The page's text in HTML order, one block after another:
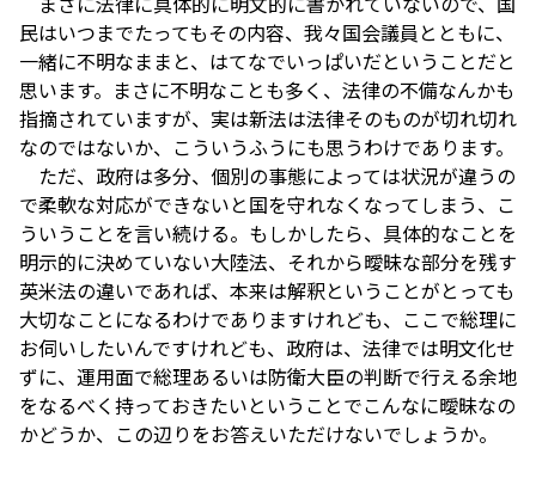
民はいつまでたってもその内容、我々国会議員とともに、
一緒に不明なままと、はてなでいっぱいだということだと
思います。まさに不明なことも多く、法律の不備なんかも
指摘されていますが、実は新法は法律そのものが切れ切れ
なのではないか、こういうふうにも思うわけであります。
ただ、政府は多分、個別の事態によっては状況が違うの
で柔軟な対応ができないと国を守れなくなってしまう、こ
ういうことを言い続ける。もしかしたら、具体的なことを
明示的に決めていない大陸法、それから曖昧な部分を残す
英米法の違いであれば、本来は解釈ということがとっても
大切なことになるわけでありますけれども、ここで総理に
お伺いしたいんですけれども、政府は、法律では明文化せ
ずに、運用面で総理あるいは防衛大臣の判断で行える余地
をなるべく持っておきたいということでこんなに曖昧なの
かどうか、この辺りをお答えいただけないでしょうか。